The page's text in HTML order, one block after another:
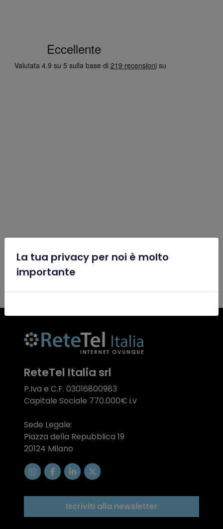
ReteTel Italia srl
P.Iva e C.F. 03016800983
Capitale Sociale 770.000€ i.v
Sede Legale:
Piazza della Repubblica 19
20124 Milano
Iscriviti alla newsletter
La tua privacy per noi è molto
importante